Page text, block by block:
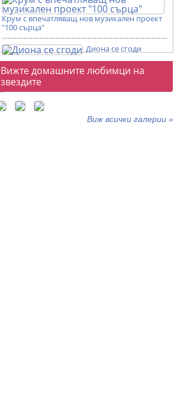
Крум с впечатляващ нов музикален проект
"100 сърца"
Диона се сгоди
Фотогалерии
Вижте домашните любимци на
звездите
Виж всички галерии »